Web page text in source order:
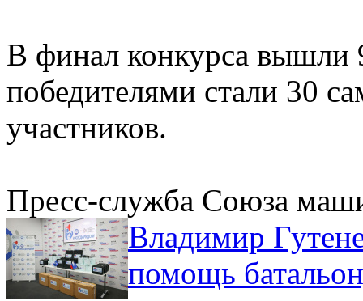
В финал конкурса вышли
победителями стали 30
участников.
Пресс-служба Союза
Владимир
помощь